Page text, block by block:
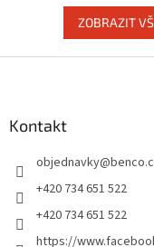
ZOBRAZIT
Kontakt
objednavky@
+420 734 651 522
+420 734 651 522
https://